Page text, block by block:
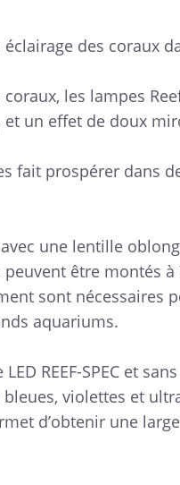
des coraux
les lampes
un effet de doux
fait prospérer dans
avec une lentille
être montés
sont nécessaires
aquariums.
REEF-SPEC et
violettes et
d’obtenir une